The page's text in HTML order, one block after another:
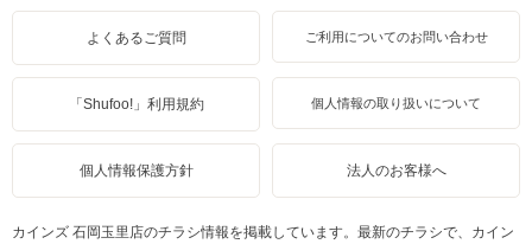
よくあるご質問 ご利用についてのお問い合わせ
「Shufoo!」利用規約 個人情報の取り扱いについて
個人情報保護方針 法人のお客様へ
カインズ 石岡玉里店のチラシ情報を掲載しています。最新のチラシで、カイン